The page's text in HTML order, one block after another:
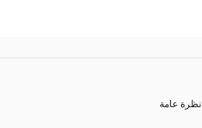
نظرة عامة